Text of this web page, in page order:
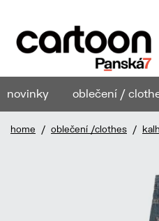
novinky oblečení /
home / oblečení /clothes /